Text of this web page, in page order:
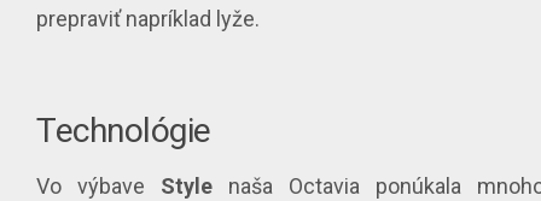
prepraviť napríklad lyže.
Technológie
Vo výbave Style naša Octavia ponúkala